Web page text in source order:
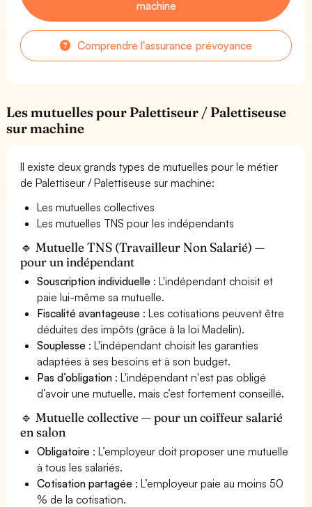
machine
Comprendre l'assurance prévoyance
Les mutuelles pour Palettiseur / Palettiseuse
sur machine
Il existe deux grands types de mutuelles pour le métier
de Palettiseur / Palettiseuse sur machine:
Les mutuelles collectives
Les mutuelles TNS pour les indépendants
🔹 Mutuelle TNS (Travailleur Non Salarié) —
pour un indépendant
Souscription individuelle : L'indépendant choisit et
paie lui-même sa mutuelle.
Fiscalité avantageuse : Les cotisations peuvent être
déduites des impôts (grâce à la loi Madelin).
Souplesse : L'indépendant choisit les garanties
adaptées à ses besoins et à son budget.
Pas d’obligation : L'indépendant n'est pas obligé
d’avoir une mutuelle, mais c’est fortement conseillé.
🔹 Mutuelle collective — pour un coiffeur salarié
en salon
Obligatoire : L’employeur doit proposer une mutuelle
à tous les salariés.
Cotisation partagée : L’employeur paie au moins 50
% de la cotisation.